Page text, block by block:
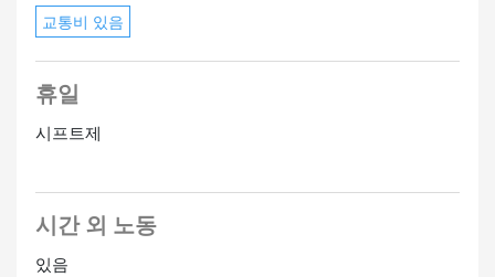
교통비 있음
휴일
시프트제
시간 외 노동
있음